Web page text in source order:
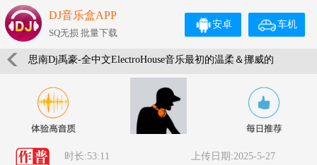
DJ音乐盒APP
SQ无损 批量下载
车机
安卓
思南Dj禹豪-全中文ElectroHouse音乐最初的温柔＆挪威的
森林跳舞慢摇专辑
时长:53:11
上传日期:2025-5-27